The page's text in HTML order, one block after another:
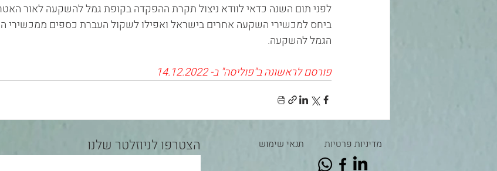
לפני תום השנה כדאי לוודא ניצול תקרת ההפקדה בקופת גמל להשקעה לאור
ביחס למכשירי השקעה אחרים בישראל ואפילו לשקול העברת כספים
הגמל להשקעה.
פורסם לראשונה ב"פוליסה" ב- 14.12.2022
הצטרפו לניוזלטר שלנו תנאי שימוש מדיניות פרטיות